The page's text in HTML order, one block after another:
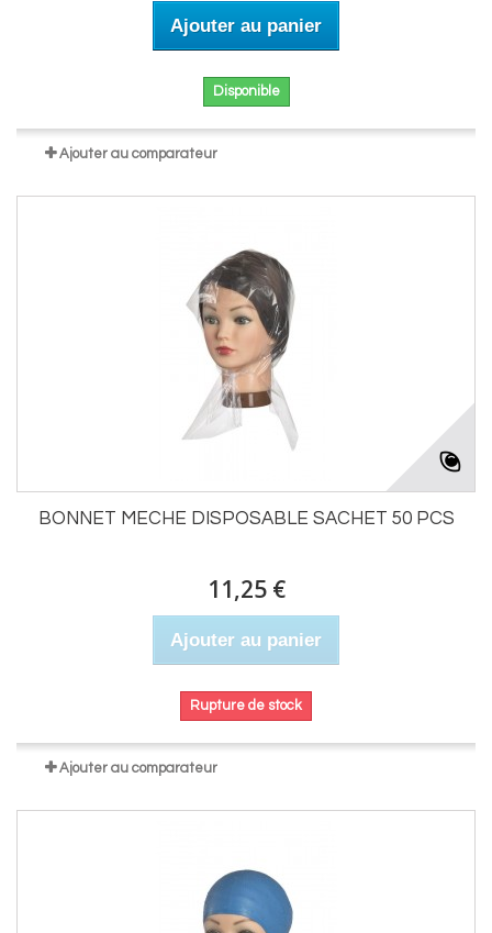
Ajouter au panier
Disponible
Ajouter au comparateur
BONNET MECHE DISPOSABLE SACHET 50 PCS
11,25 €
Ajouter au panier
Rupture de stock
Ajouter au comparateur